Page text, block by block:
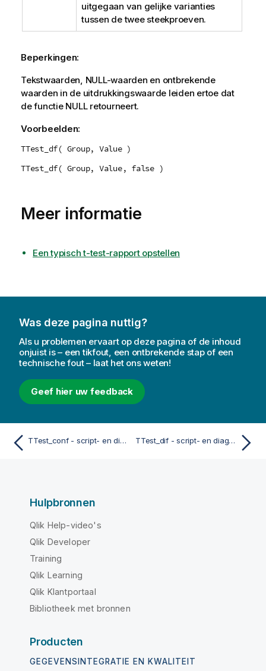
uitgegaan van gelijke varianties
tussen de twee steekproeven.
Beperkingen:
Tekstwaarden, NULL-waarden en ontbrekende
waarden in de uitdrukkingswaarde leiden ertoe dat
de functie NULLretourneert.
Voorbeelden:
TTest_df( Group, Value )
TTest_df( Group, Value, false )
Meer informatie
Een typisch t-test-rapport opstellen
Was deze pagina nuttig?
Als u problemen ervaart op deze pagina of de inhoud
onjuist is – een tikfout, een ontbrekende stap of een
technische fout – laat het ons weten!
Geef hier uw feedback
TTest_conf - script- en diagramfunctie TTest_dif - script- en diagramfunctie
Hulpbronnen
Qlik Help-video's
Qlik Developer
Training
Qlik Learning
Qlik Klantportaal
Bibliotheek met bronnen
Producten
GEGEVENSINTEGRATIE EN KWALITEIT